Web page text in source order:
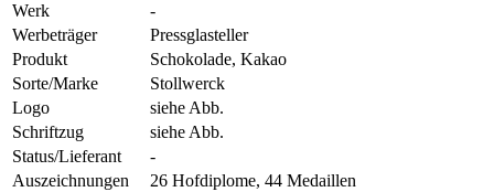
Werk
-
Werbeträger
Pressglasteller
Produkt
Schokolade, Kakao
Sorte/Marke
Stollwerck
Logo
siehe Abb.
Schriftzug
siehe Abb.
Status/Lieferant
-
Auszeichnungen
26 Hofdiplome, 44 Medaillen